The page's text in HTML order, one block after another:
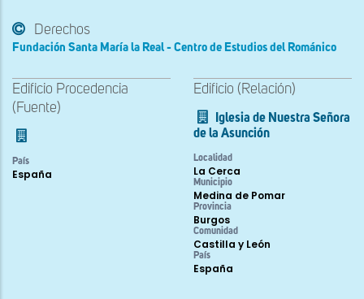
Derechos
Fundación Santa María la Real - Centro de Estudios del Románico
Edificio Procedencia
(Fuente)
País
España
Edificio (Relación)
Iglesia de Nuestra Señora
de la Asunción
Localidad
La Cerca
Municipio
Medina de Pomar
Provincia
Burgos
Comunidad
Castilla y León
País
España